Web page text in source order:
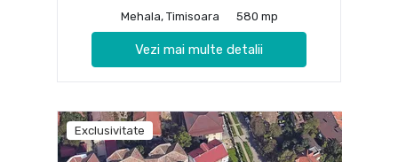
Mehala, Timisoara
580 mp
Vezi mai multe detalii
Exclusivitate